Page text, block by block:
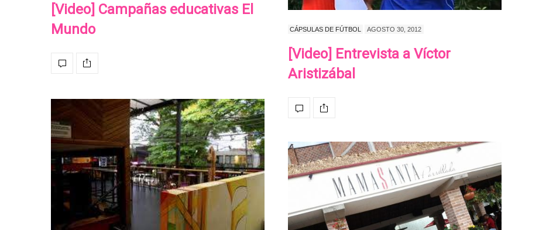
[Video] Campañas educativas El
Mundo
CÁPSULAS DE FÚTBOL AGOSTO 30, 2012
[Video] Entrevista a Víctor
Aristizábal
🏡💚 Reserva esta fecha en